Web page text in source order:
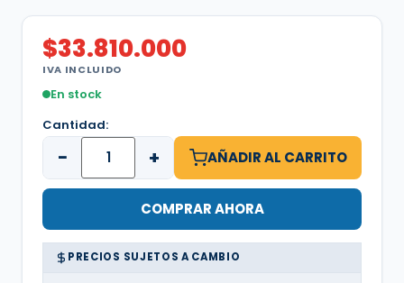
$33.810.000
IVA INCLUIDO
En stock
Cantidad:
− + AÑADIR AL CARRITO
COMPRAR AHORA
PRECIOS SUJETOS A CAMBIO